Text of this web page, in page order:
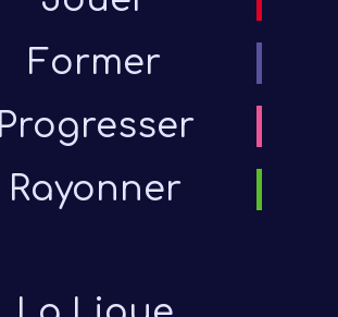
Former
Progresser
Rayonner